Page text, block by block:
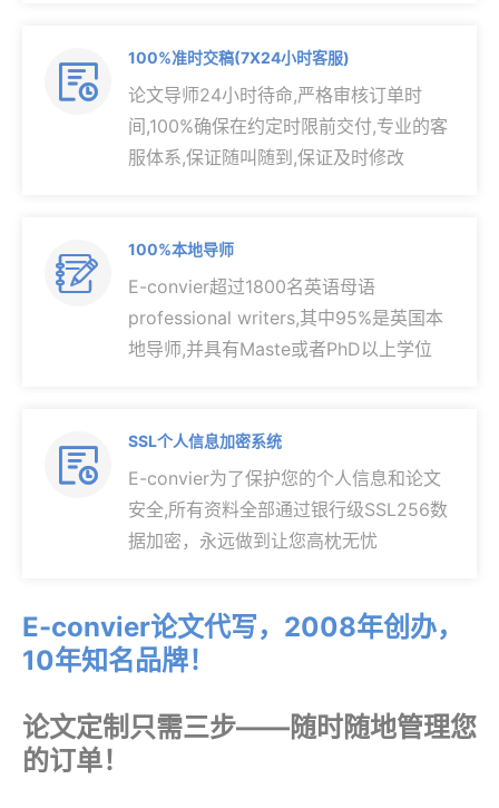

100%准时交稿(7X24小时客服)
论文导师24小时待命,严格审核订单时
间,100%确保在约定时限前交付,专业的客
服体系,保证随叫随到,保证及时修改

100%本地导师
E-convier超过1800名英语母语
professional writers,其中95%是英国本
地导师,并具有Maste或者PhD以上学位

SSL个人信息加密系统
E-convier为了保护您的个人信息和论文
安全,所有资料全部通过银行级SSL256数
据加密，永远做到让您高枕无忧
E-convier论文代写，2008年创办，
10年知名品牌！
论文定制只需三步——随时随地管理您
的订单！